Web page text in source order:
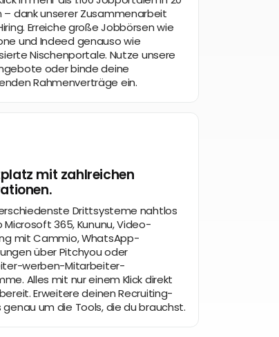
– dank unserer Zusammenarbeit
Erreiche große Jobbörsen wie
und Indeed genauso wie
Nischenportale. Nutze unsere
oder binde deine
Rahmenverträge ein.
mit zahlreichen
Drittsysteme nahtlos
Microsoft 365, Kununu, Video-
mit Cammio, WhatsApp-
über Pitchyou oder
werben-Mitarbeiter-
Alles mit nur einem Klick direkt
Erweitere deinen Recruiting-
genau um die Tools, die du brauchst.